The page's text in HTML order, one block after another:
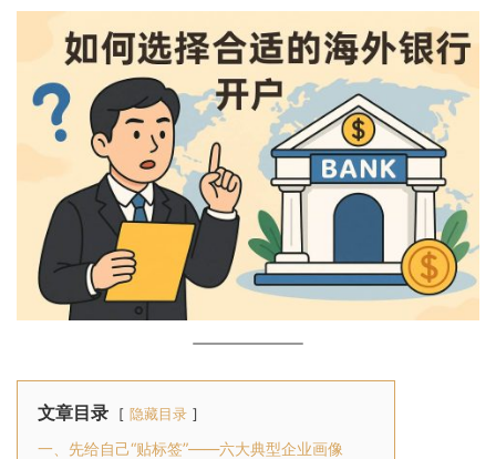
文章目录 隐藏目录
一、先给自己“贴标签”——六大典型企业画像